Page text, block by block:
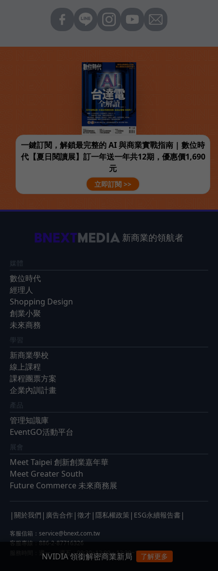
一鍵訂閱，解鎖最完整的 AI 與商業實戰指南 | 數位時
代【夏日閱讀展】訂一年送一年共12期，優惠價1,690
元
立即訂閱 >>
新商業的領航者
媒體
數位時代
經理人
Shopping Design
創業小聚
未來商務
學習
新商業學校
線上課程
課程團票方案
企業內訓計畫
產品
管理知識庫
EventGO活動平台
展會
Meet Taipei 創新創業嘉年華
Meet Greater South
Future Commerce 未來商務展
| 關於我們 | 廣告合作 | 徵才 | 隱私權政策 | ESG永續報告書 |
客服信箱： service@bnext.com.tw
客服專線：886-2-87716326
服務時間：週一 ～ 週五：09:30~12:00；13:30~17:00
NVIDIA 領銜解密商業新局 了解更多